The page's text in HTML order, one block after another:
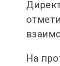
На